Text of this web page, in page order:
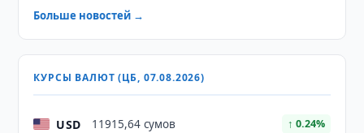
Больше новостей →
КУРСЫ ВАЛЮТ (ЦБ, 07.08.2026)
USD 11915,64 сумов ↑ 0.24%